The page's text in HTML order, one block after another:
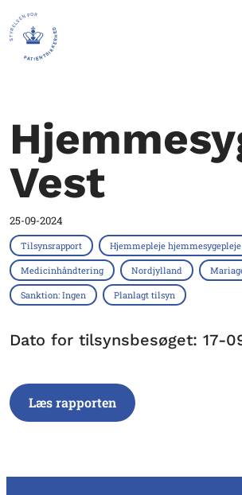
Vest
25-09-2024
Tilsynsrapport Hjemmepleje
Medicinhåndtering Nordjylland
Sanktion: Ingen Planlagt tilsyn
Dato for tilsynsbesøget: 17-
Læs rapporten